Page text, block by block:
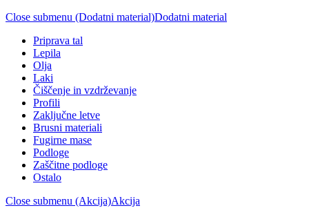
Close submenu (Dodatni material)Dodatni material
Priprava tal
Lepila
Olja
Laki
Čiščenje in vzdrževanje
Profili
Zaključne letve
Brusni materiali
Fugirne mase
Podloge
Zaščitne podloge
Ostalo
Close submenu (Akcija)Akcija